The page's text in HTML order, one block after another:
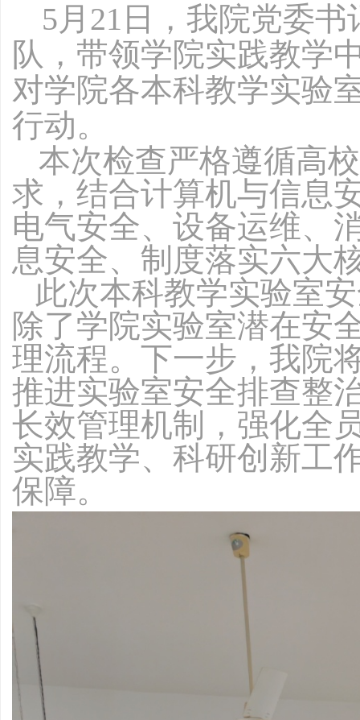
5月 21 日，我院党委
队，带领学院实践教学
对学院各本科教学实验
行动。
本次检查严格遵循高
求，结合计算机与信息
电气安全、设备运维、
息安全、制度落实六大
此次本科教学实验室
除了学院实验室潜在安
理流程。下一步，我院
推进实验室安全排查整
长效管理机制，强化全
实践教学、科研创新工
保障。